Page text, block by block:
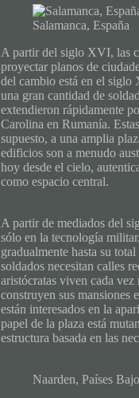
Salamanca, España
A partir del siglo XVI, las
proyectar planos de
del cambio está en el
una gran cantidad de
extendieron rápidamente
Carolina en Rumanía.
supuesto, a una amplia
edificios son a menudo
hoy desde el cielo,
como espacio central.
A partir de mediados del
sólo en la tecnología
gradualmente hasta su
soldados necesitan calles
aristócratas viven cada
construyen sus mansiones
están interesados ​​en la
papel de la plaza está
estructura basada en las
Naarden, Países